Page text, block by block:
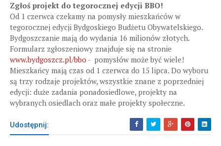
Zgłoś projekt do tegorocznej edycji BBO!
Od 1 czerwca czekamy na pomysły mieszkańców w
tegorocznej edycji Bydgoskiego Budżetu Obywatelskiego.
Bydgoszczanie mają do wydania 16 milionów złotych.
Formularz zgłoszeniowy znajduje się na stronie
www.bydgoszcz.pl/bbo - pomysłów może być wiele!
Mieszkańcy mają czas od 1 czerwca do 15 lipca. Do wyboru
są trzy rodzaje projektów, wszystkie znane z poprzedniej
edycji: duże zadania ponadosiedlowe, projekty na
wybranych osiedlach oraz małe projekty społeczne.
Udostępnij: